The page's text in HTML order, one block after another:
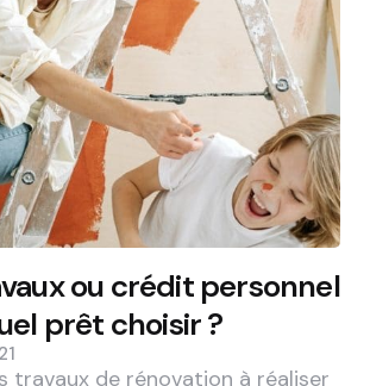
ou crédit personnel
prêt choisir ?
travaux de rénovation à réaliser